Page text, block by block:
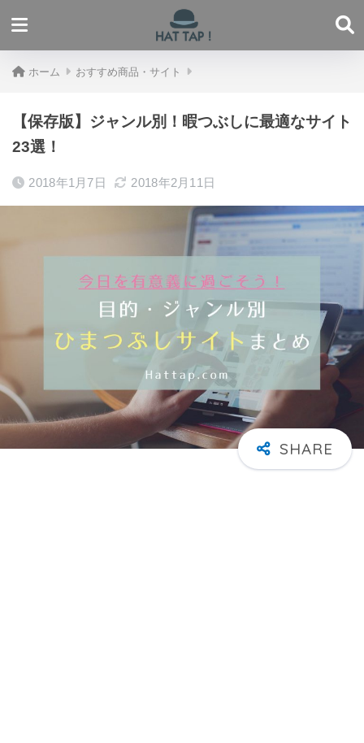
ホーム おすすめ商品・サイト
【保存版】ジャンル別！暇つぶしに最適なサイト
23選！
2018年1月7日 2018年2月11日